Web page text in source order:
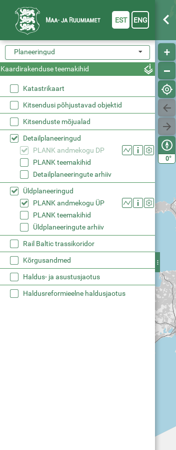
0°
Planeeringud
Kaardirakenduse teemakihid
Katastrikaart
Registreeritud KÜ
Kuva kaardil
KÜ omandivorm
KÜ sihtotstarbe järgi
Kitsendusi põhjustavad objektid
Kitsenduste mõjualad
Detailplaneeringud
PLANK andmekogu DP
PLANK teemakihid
Detailplaneeringute arhiiv
Üldplaneeringud
PLANK andmekogu ÜP
PLANK teemakihid
Üldplaneeringute arhiiv
EST ENG